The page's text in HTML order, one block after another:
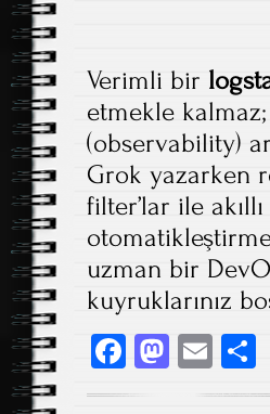
Verimli bir
etmekle
(observability)
Grok yazarken
filter’lar ile
uzman bir
kuyruklarınız
Fa
ce
M
E
m